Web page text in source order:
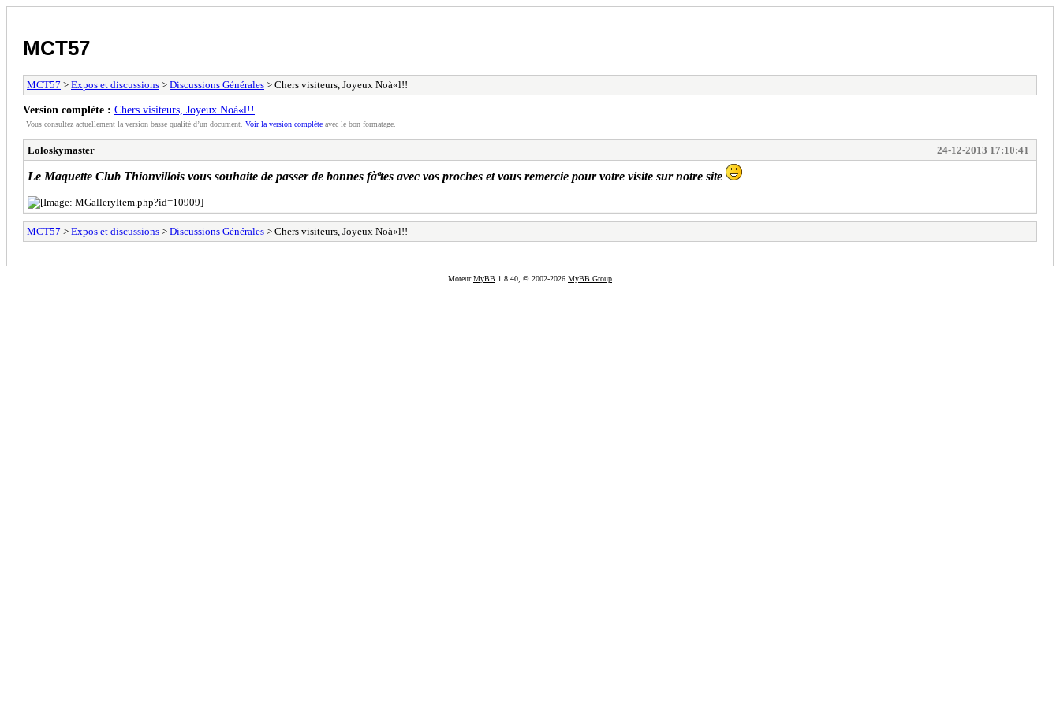
MCT57
MCT57 > Expos et discussions > Discussions Générales > Chers visiteurs, Joyeux Noà«l!!
Version complète : Chers visiteurs, Joyeux Noà«l!!
Vous consultez actuellement la version basse qualité d’un document. Voir la version complète avec le bon formatage.
Loloskymaster 24-12-2013 17:10:41
Le Maquette Club Thionvillois vous souhaite de passer de bonnes fàªtes avec vos proches et vous remercie pour votre visite sur notre site
MCT57 > Expos et discussions > Discussions Générales > Chers visiteurs, Joyeux Noà«l!!
MoteurMyBB 1.8.40, © 2002-2026 MyBB Group